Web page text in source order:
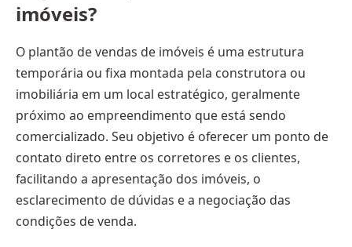
imóveis?
O plantão de vendas de imóveis é uma estrutura
temporária ou fixa montada pela construtora ou
imobiliária em um local estratégico, geralmente
próximo ao empreendimento que está sendo
comercializado. Seu objetivo é oferecer um ponto de
contato direto entre os corretores e os clientes,
facilitando a apresentação dos imóveis, o
esclarecimento de dúvidas e a negociação das
condições de venda.